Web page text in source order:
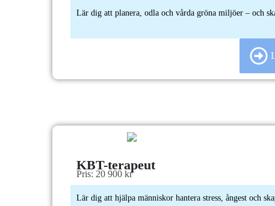
Lär dig att planera, odla och vårda gröna miljöer – och
KBT-terapeut
Pris: 20 900 kr
Lär dig att hjälpa människor hantera stress, ångest och